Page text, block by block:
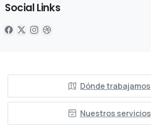
Social Links
Dónde trabajamos
Nuestros servicios